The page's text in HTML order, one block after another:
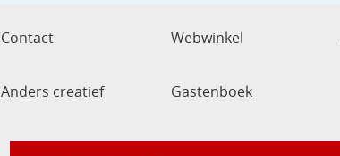
Contact Webwinkel
Anders creatief Gastenboek